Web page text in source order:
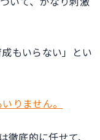
もいらない」とい
りません。
底的に任せて、